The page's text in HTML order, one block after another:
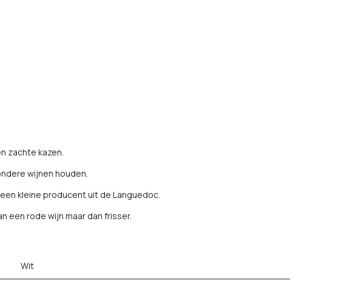
zachte kazen.
wijnen houden.
kleine producent uit de Languedoc.
een rode wijn maar dan frisser.
Wit